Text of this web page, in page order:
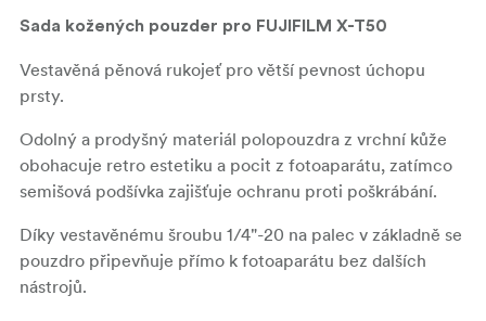
Sada kožených pouzder pro FUJIFILM X-T50
Vestavěná pěnová rukojeť pro větší pevnost úchopu
prsty.
Odolný a prodyšný materiál polopouzdra z vrchní kůže
obohacuje retro estetiku a pocit z fotoaparátu, zatímco
semišová podšívka zajišťuje ochranu proti poškrábání.
Díky vestavěnému šroubu 1/4"-20 na palec v základně se
pouzdro připevňuje přímo k fotoaparátu bez dalších
nástrojů.